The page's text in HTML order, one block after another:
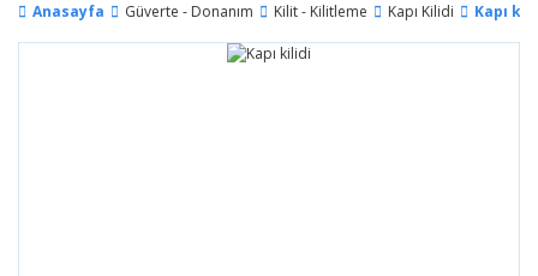
Anasayfa Güverte - Donanım Kilit - Kilitleme Kapı Kilidi Kapı